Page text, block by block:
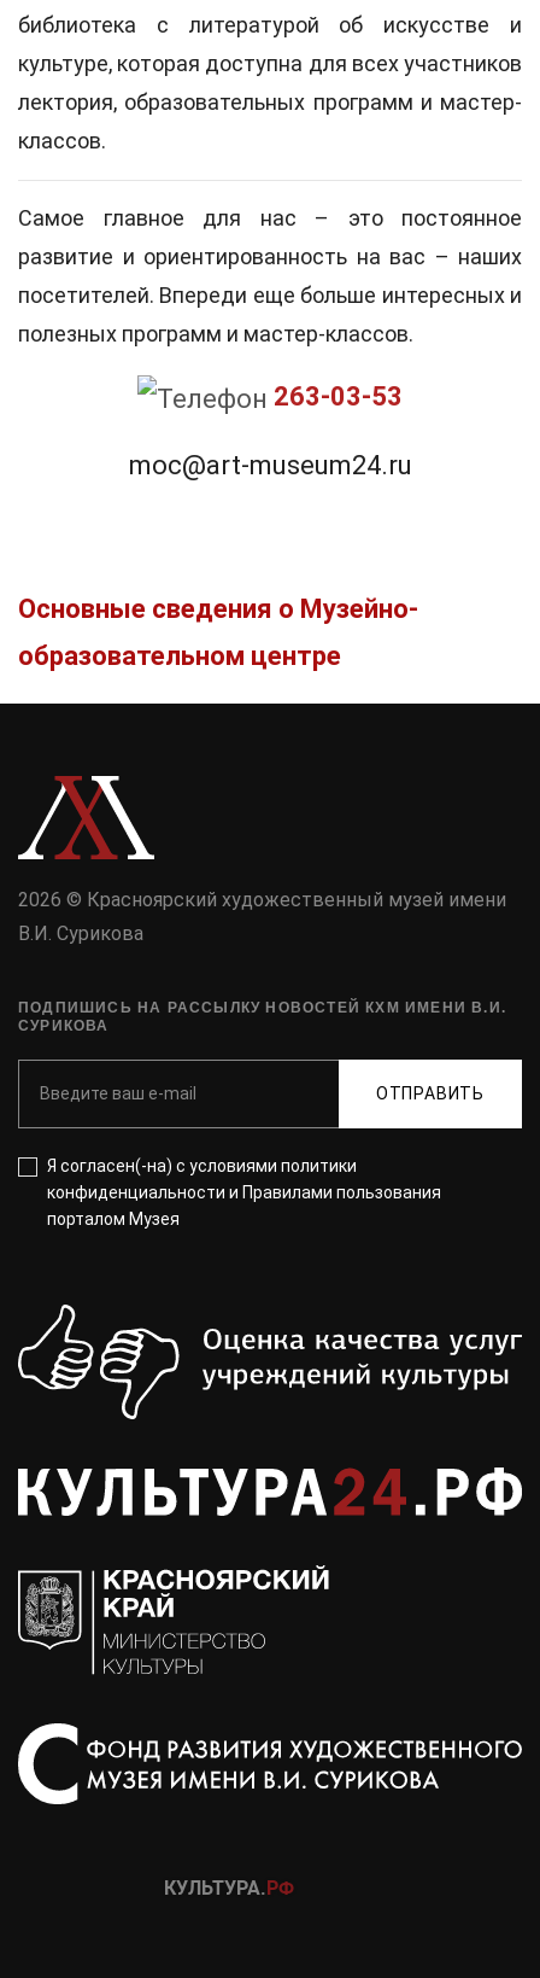
библиотека с литературой об искусстве и
культуре, которая доступна для всех участников
лектория, образовательных программ и мастер-
классов.
Самое главное для нас – это постоянное
развитие и ориентированность на вас – наших
посетителей. Впереди еще больше интересных и
полезных программ и мастер-классов.
263-03-53
moc@art-museum24.ru
Основные сведения о Музейно-
образовательном центре
2026 © Красноярский художественный музей имени
В.И. Сурикова
ПОДПИШИСЬ НА РАССЫЛКУ НОВОСТЕЙ КХМ ИМЕНИ В.И.
СУРИКОВА
ОТПРАВИТЬ
Я согласен(-на) с условиями политики
конфиденциальности и Правилами пользования
порталом Музея